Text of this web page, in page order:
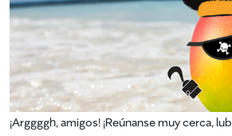
¡Arggggh, amigos! ¡Reúnanse muy cerca,